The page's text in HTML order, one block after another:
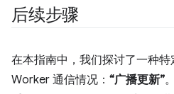
后续步骤
在本指南中，我们探讨了一种
Worker 通信情况： “广播更新”